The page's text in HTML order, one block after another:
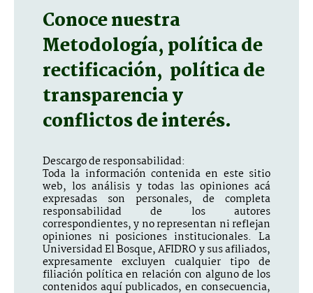
Conoce nuestra
Metodología, política de
rectificación, política de
transparencia y
conflictos de interés.
Descargo de responsabilidad:
Toda la información contenida en este sitio
web, los análisis y todas las opiniones acá
expresadas son personales, de completa
responsabilidad de los autores
correspondientes, y no representan ni reflejan
opiniones ni posiciones institucionales. La
Universidad El Bosque, AFIDRO y sus afiliados,
expresamente excluyen cualquier tipo de
filiación política en relación con alguno de los
contenidos aquí publicados, en consecuencia,